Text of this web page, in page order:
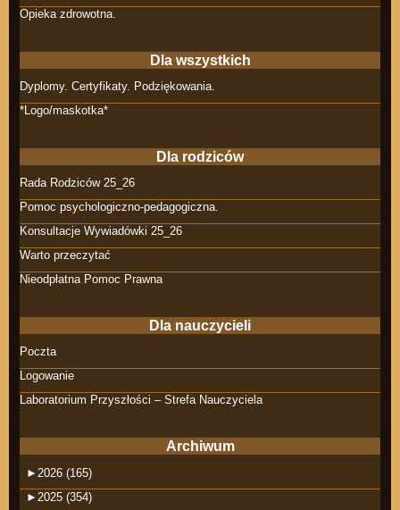
Opieka zdrowotna.
Dla wszystkich
Dyplomy. Certyfikaty. Podziękowania.
*Logo/maskotka*
Dla rodziców
Rada Rodziców 25_26
Pomoc psychologiczno-pedagogiczna.
Konsultacje Wywiadówki 25_26
Warto przeczytać
Nieodpłatna Pomoc Prawna
Dla nauczycieli
Poczta
Logowanie
Laboratorium Przyszłości – Strefa Nauczyciela
Archiwum
► 2026 (165)
► 2025 (354)